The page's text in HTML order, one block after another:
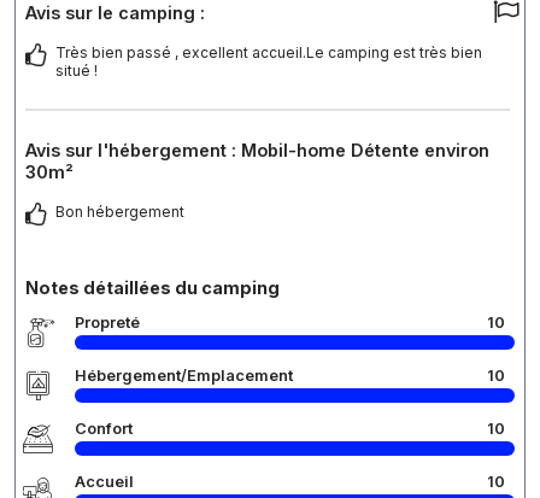
Avis sur le camping :
Très bien passé , excellent accueil.Le camping est très bien
situé !
Avis sur l'hébergement : Mobil-home Détente environ
30m²
Bon hébergement
Notes détaillées du camping
Propreté 10
Hébergement/Emplacement 10
Confort 10
Accueil 10